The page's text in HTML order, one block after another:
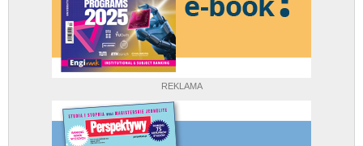
REKLAMA